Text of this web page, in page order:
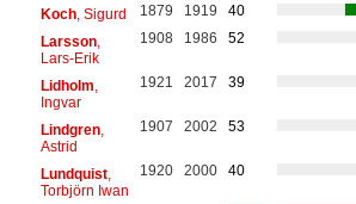
Koch, Sigurd 1879 1919
40
Larsson,
Lars-Erik
1908 1986 52
Lidholm
Ingvar
1921 2017 39
Lindgren,
Astrid
1907 2002 53
Lundquist,
Torbjörn Iwan
1920 2000 40